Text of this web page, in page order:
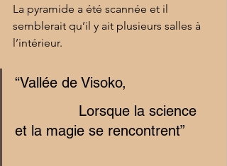
La pyramide a été scannée et il
semblerait qu’il y ait plusieurs salles à
l’intérieur.
“Vallée de Visoko,
et la magie se rencontrent”